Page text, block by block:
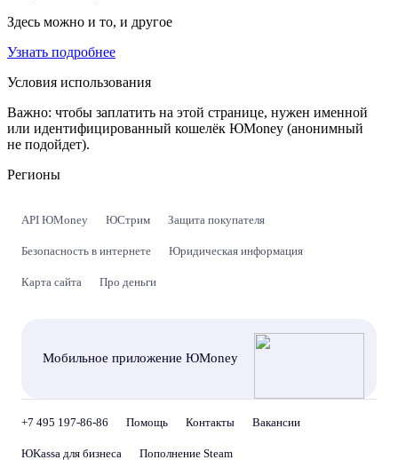
Здесь можно и то, и другое
Узнать подробнее
Условия использования
Важно: чтобы заплатить на этой странице, нужен именной
или идентифицированный кошелёк ЮMoney (анонимный
не подойдет).
Регионы
API ЮMoney ЮСтрим Защита покупателя
Безопасность в интернете Юридическая информация
Карта сайта Про деньги
Мобильное приложение ЮMoney
+7 495 197-86-86 Помощь Контакты Вакансии
ЮKassa для бизнеса Пополнение Steam